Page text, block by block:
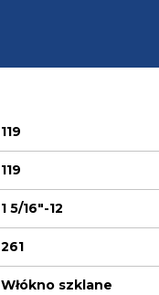
119
119
1 5/16"-12
261
Włókno szklane